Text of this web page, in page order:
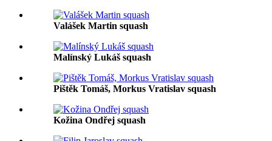
Valášek Martin squash
Malínský Lukáš squash
Pištěk Tomáš, Morkus Vratislav squash
Kožina Ondřej squash